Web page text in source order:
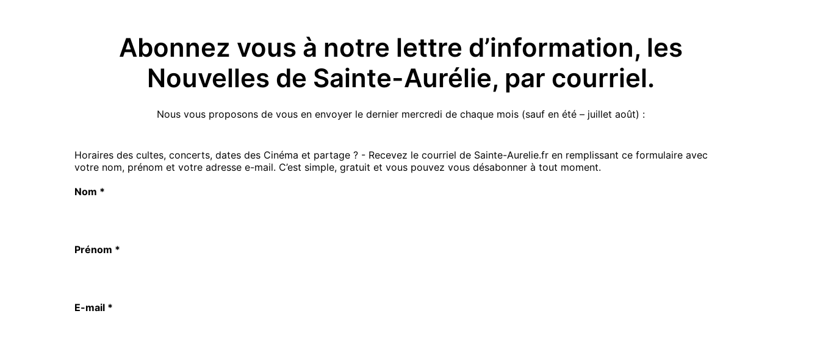
Abonnez vous à notre lettre d’information, les
Nouvelles de Sainte-Aurélie, par courriel.
Nous vous proposons de vous en envoyer le dernier mercredi de chaque mois (sauf en été – juillet août) :
Horaires des cultes, concerts, dates des Cinéma et partage ? - Recevez le courriel de Sainte-Aurelie.fr en remplissant ce formulaire avec
votre nom, prénom et votre adresse e-mail. C’est simple, gratuit et vous pouvez vous désabonner à tout moment.
Nom *
Prénom *
E-mail *